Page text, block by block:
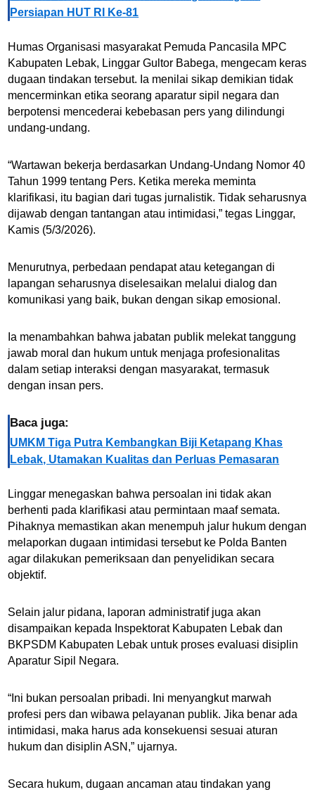
Persiapan HUT RI Ke-81
Humas Organisasi masyarakat Pemuda Pancasila MPC
Kabupaten Lebak, Linggar Gultor Babega, mengecam keras
dugaan tindakan tersebut. Ia menilai sikap demikian tidak
mencerminkan etika seorang aparatur sipil negara dan
berpotensi mencederai kebebasan pers yang dilindungi
undang-undang.
“Wartawan bekerja berdasarkan Undang-Undang Nomor 40
Tahun 1999 tentang Pers. Ketika mereka meminta
klarifikasi, itu bagian dari tugas jurnalistik. Tidak seharusnya
dijawab dengan tantangan atau intimidasi,” tegas Linggar,
Kamis (5/3/2026).
Menurutnya, perbedaan pendapat atau ketegangan di
lapangan seharusnya diselesaikan melalui dialog dan
komunikasi yang baik, bukan dengan sikap emosional.
Ia menambahkan bahwa jabatan publik melekat tanggung
jawab moral dan hukum untuk menjaga profesionalitas
dalam setiap interaksi dengan masyarakat, termasuk
dengan insan pers.
Baca juga:
UMKM Tiga Putra Kembangkan Biji Ketapang Khas
Lebak, Utamakan Kualitas dan Perluas Pemasaran
Linggar menegaskan bahwa persoalan ini tidak akan
berhenti pada klarifikasi atau permintaan maaf semata.
Pihaknya memastikan akan menempuh jalur hukum dengan
melaporkan dugaan intimidasi tersebut ke Polda Banten
agar dilakukan pemeriksaan dan penyelidikan secara
objektif.
Selain jalur pidana, laporan administratif juga akan
disampaikan kepada Inspektorat Kabupaten Lebak dan
BKPSDM Kabupaten Lebak untuk proses evaluasi disiplin
Aparatur Sipil Negara.
“Ini bukan persoalan pribadi. Ini menyangkut marwah
profesi pers dan wibawa pelayanan publik. Jika benar ada
intimidasi, maka harus ada konsekuensi sesuai aturan
hukum dan disiplin ASN,” ujarnya.
Secara hukum, dugaan ancaman atau tindakan yang